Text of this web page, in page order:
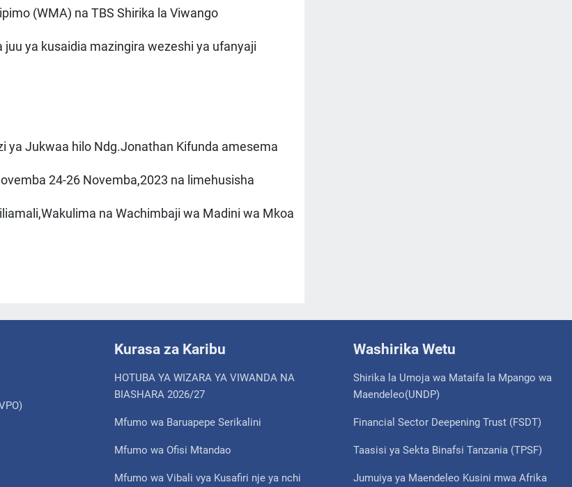
(WMA) na TBS Shirika la Viwango
ya kusaidia mazingira wezeshi ya ufanyaji
ya Jukwaa hilo Ndg.Jonathan Kifunda amesema
24-26 Novemba,2023 na limehusisha
na Wachimbaji wa Madini wa Mkoa
Kurasa za Karibu
HOTUBA YA WIZARA YA VIWANDA NA
BIASHARA 2026/27
Mfumo wa Baruapepe Serikalini
Mfumo wa Ofisi Mtandao
Mfumo wa Vibali vya Kusafiri nje ya nchi
Washirika Wetu
Shirika la Umoja wa Mataifa la Mpango wa
Maendeleo(UNDP)
Financial Sector Deepening Trust (FSDT)
Taasisi ya Sekta Binafsi Tanzania (TPSF)
Jumuiya ya Maendeleo Kusini mwa Afrika